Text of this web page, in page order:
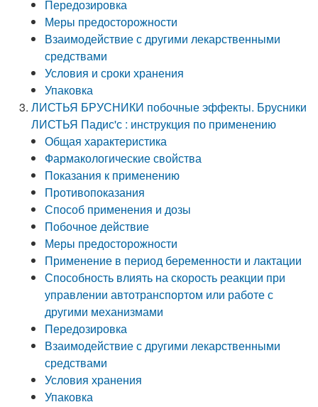
Передозировка
Меры предосторожности
Взаимодействие с другими лекарственными
средствами
Условия и сроки хранения
Упаковка
ЛИСТЬЯ БРУСНИКИ побочные эффекты. Брусники
ЛИСТЬЯ Падис'с : инструкция по применению
Общая характеристика
Фармакологические свойства
Показания к применению
Противопоказания
Способ применения и дозы
Побочное действие
Меры предосторожности
Применение в период беременности и лактации
Способность влиять на скорость реакции при
управлении автотранспортом или работе с
другими механизмами
Передозировка
Взаимодействие с другими лекарственными
средствами
Условия хранения
Упаковка